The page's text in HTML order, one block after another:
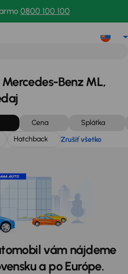
0800 100 100
Benz ML,
Cena
Splátka
Hatchback Zrušiť všetko
vám nájdeme
a po Európe.